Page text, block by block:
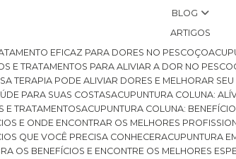
BLOG
ARTIGOS
EFICAZ PARA DORES NO PESCOÇO
E TRATAMENTOS PARA ALIVIAR A DOR NO
TERAPIA PODE ALIVIAR DORES E MELHORAR
PARA SUAS COSTAS
ACUPUNTURA COLUNA:
E TRATAMENTOS
ACUPUNTURA COLUNA:
E ONDE ENCONTRAR OS MELHORES
QUE VOCÊ PRECISA CONHECER
ACUPUNTURA
OS BENEFÍCIOS E ENCONTRE OS MELHORES